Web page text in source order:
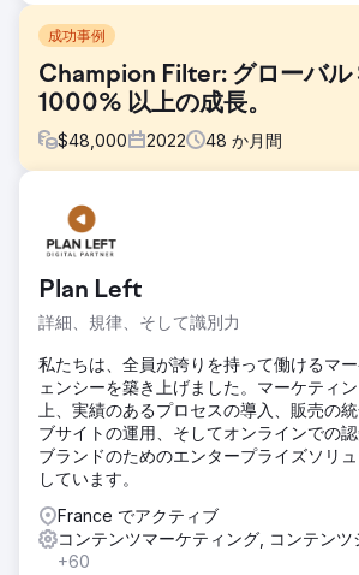
成功事例
Champion Filter: グローバル
1000% 以上の成長。
$48,000 2022 48 か月間
Şampiyon Filtreはトルコに拠点を置いて
バル市場、特に米国のような競争の激し
の検索におけるオーガニックトラフィック
認知度の強化、そしてデジタルチャネルか
リード獲得の増加でした。同時に、技術
ツ構造、そして国際的なSEOアプローチ
りました。
ソリューション
Şampiyon Filtre社向けに、SEO、コンテ
グ、そしてグローバルデジタル戦略を共
トルコ語と英語のコンテンツを再設計し、
セマンティックの深さ、そしてEEAT（
After）に焦点を当てました。48ヶ月間の
を定めた広範なコンテンツロードマップ
Plan Left
詳細、規律、そして識別力
私たちは、全員が誇りを持って働けるマ
ェンシーを築き上げました。マーケティ
上、実績のあるプロセスの導入、販売の
ブサイトの運用、そしてオンラインでの
ブランドのためのエンタープライズソリ
しています。
France でアクティブ
コンテンツマーケティング, コンテン
+60